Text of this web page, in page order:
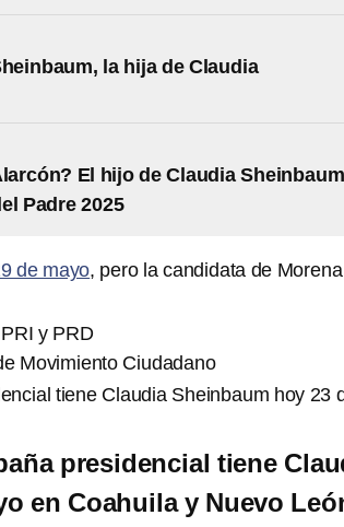
la hija de Claudia
El hijo de Claudia
Padre 2025
de mayo, pero la candidata de Morena
y PRD
Movimiento Ciudadano
tiene Claudia Sheinbaum hoy 23
presidencial tiene
en Coahuila y Nuevo